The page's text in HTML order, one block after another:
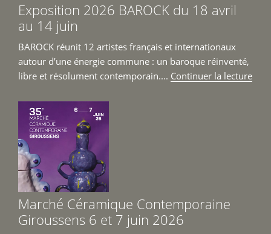
Exposition 2026 BAROCK du 18 avril
au 14 juin
BAROCK réunit 12 artistes français et internationaux
autour d’une énergie commune : un baroque réinventé,
libre et résolument contemporain.... Continuer la lecturede
Marché Céramique Contemporaine
Giroussens 6 et 7 juin 2026